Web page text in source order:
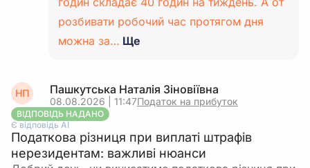
розбивати робочий час протягом дня
можна за… Ще
НП Пашкутська Наталія Зіновіївна
08.08.2026 | 11:47Податок на прибуток
ВІДПОВІДЬ НАДАНО
Є відповідь АІ
Податкова різниця при виплаті штрафів
нерезидентам: важливі нюанси